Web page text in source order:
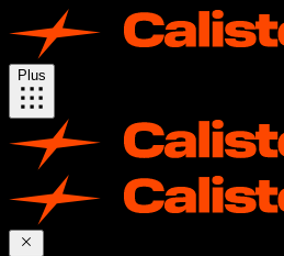
Plus